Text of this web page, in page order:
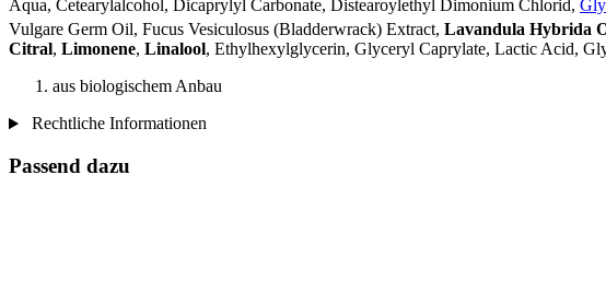
Aqua, Cetearylalcohol, Dicaprylyl Carbonate, Distearoylethyl Dimonium Chlorid,
Vulgare Germ Oil, Fucus Vesiculosus (Bladderwrack) Extract, Lavandula Hybrida
Citral, Limonene, Linalool, Ethylhexylglycerin, Glyceryl Caprylate, Lactic Acid,
aus biologischem Anbau
Rechtliche Informationen
Passend dazu